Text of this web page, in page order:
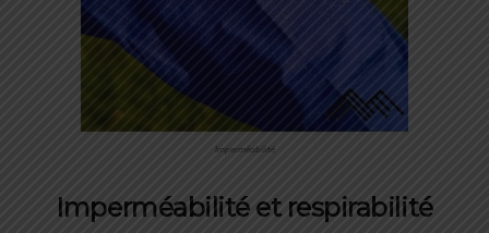
Imperméabilité
Imperméabilité et respirabilité